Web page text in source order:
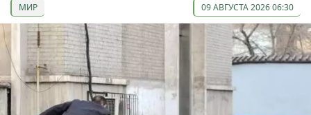
МИР 09 АВГУСТА 2026 06:30